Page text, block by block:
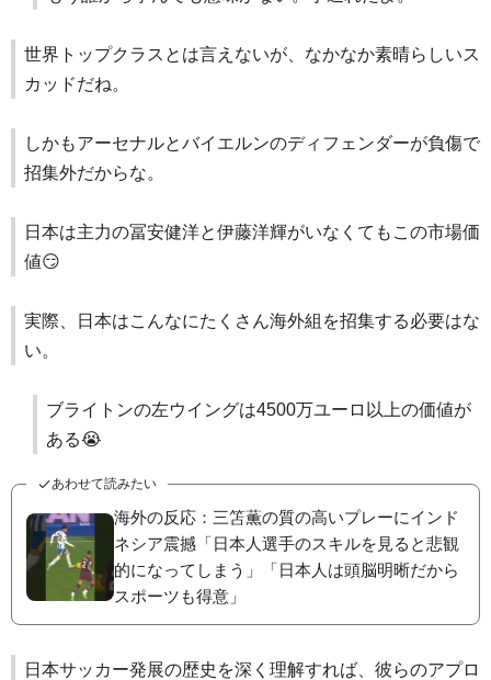
世界トップクラスとは言えないが、なかなか素晴らしいス
カッドだね。
しかもアーセナルとバイエルンのディフェンダーが負傷で
招集外だからな。
日本は主力の冨安健洋と伊藤洋輝がいなくてもこの市場価
値😏
実際、日本はこんなにたくさん海外組を招集する必要はな
い。
ブライトンの左ウイングは4500万ユーロ以上の価値が
ある😭
あわせて読みたい
海外の反応：三笘薫の質の高いプレーにインド
ネシア震撼「日本人選手のスキルを見ると悲観
的になってしまう」「日本人は頭脳明晰だから
スポーツも得意」
日本サッカー発展の歴史を深く理解すれば、彼らのアプロ